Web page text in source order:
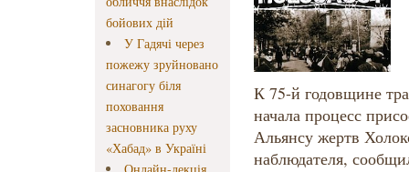
бойових дій
У Гадячі через
пожежу зруйновано
синагогу біля
поховання
засновника руху
«Хабад» в Україні
К 75-й годовщине
начала процесс
Альянсу жертв
наблюдателя,